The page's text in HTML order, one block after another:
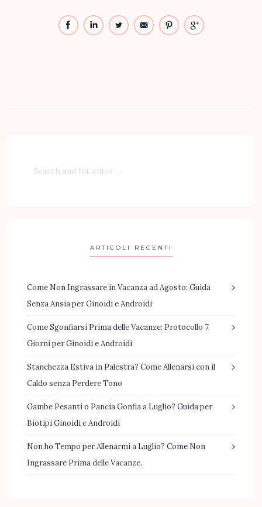
ARTICOLI RECENTI
Come Non Ingrassare in Vacanza ad Agosto: Guida
Senza Ansia per Ginoidi e Androidi
Come Sgonfiarsi Prima delle Vacanze: Protocollo 7
Giorni per Ginoidi e Androidi
Stanchezza Estiva in Palestra? Come Allenarsi con il
Caldo senza Perdere Tono
Gambe Pesanti o Pancia Gonfia a Luglio? Guida per
Biotipi Ginoidi e Androidi
Non ho Tempo per Allenarmi a Luglio? Come Non
Ingrassare Prima delle Vacanze.